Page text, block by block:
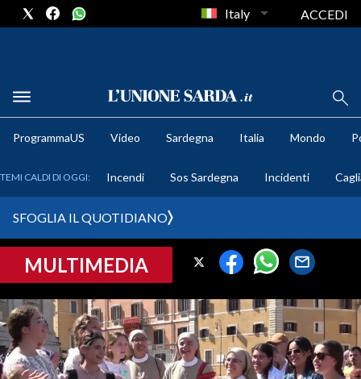
METEO
CRONACA SARDEGNA
PROVINCIA DI CAGLIARI
SULCIS IGLESIENTE
MEDIO CAMPIDANO
Italy ACCEDI
ProgrammaUS Video Sardegna Italia Mondo
TEMI CALDI DI OGGI: Incendi Sos Sardegna Incidenti
SFOGLIA IL QUOTIDIANO
MULTIMEDIA